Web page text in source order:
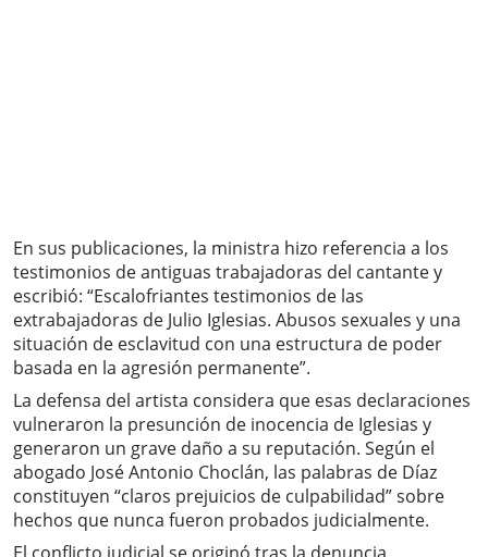
En sus publicaciones, la ministra hizo referencia a los
testimonios de antiguas trabajadoras del cantante y
escribió: “Escalofriantes testimonios de las
extrabajadoras de Julio Iglesias. Abusos sexuales y una
situación de esclavitud con una estructura de poder
basada en la agresión permanente”.
La defensa del artista considera que esas declaraciones
vulneraron la presunción de inocencia de Iglesias y
generaron un grave daño a su reputación. Según el
abogado José Antonio Choclán, las palabras de Díaz
constituyen “claros prejuicios de culpabilidad” sobre
hechos que nunca fueron probados judicialmente.